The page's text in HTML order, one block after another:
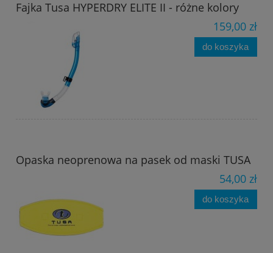
Fajka Tusa HYPERDRY ELITE II - różne kolory
159,00 zł
do koszyka
Opaska neoprenowa na pasek od maski TUSA
54,00 zł
do koszyka